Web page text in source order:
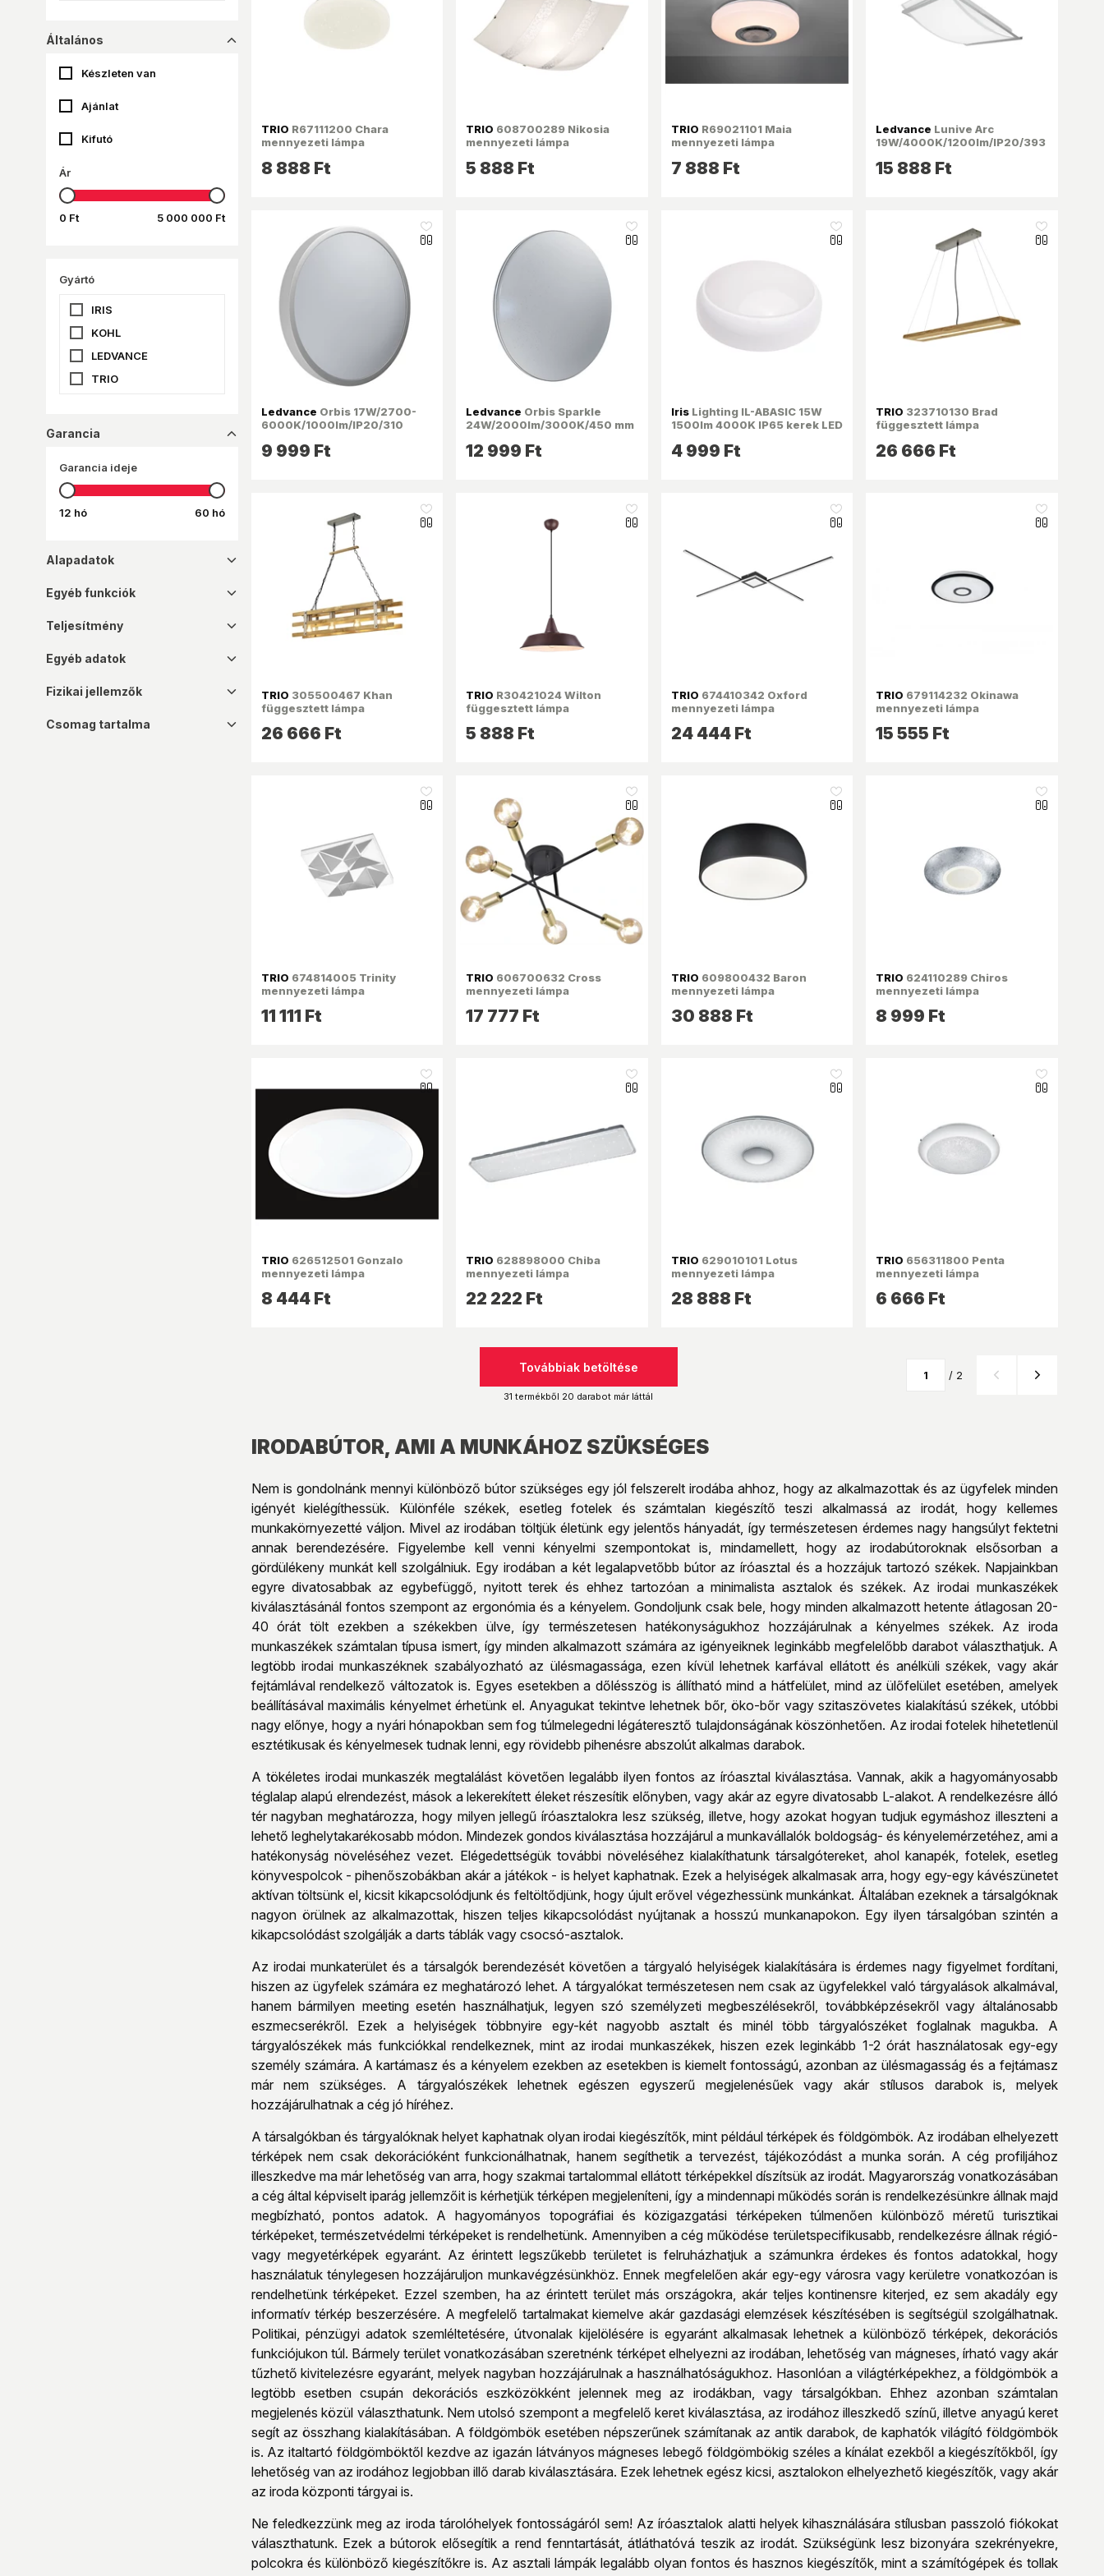
TRIO R67111200 Chara
mennyezeti lámpa
8 888 Ft
TRIO 608700289 Nikosia
mennyezeti lámpa
5 888 Ft
TRIO R69021101 Maia
mennyezeti lámpa
7 888 Ft
Ledvance Lunive Arc
19W/4000K/1200lm/IP20/393
mennyezeti LED lámpa
15 888 Ft
like_16
Ledvance Orbis 17W/2700-
6000K/1000lm/IP20/310
LED lámpa
9 999 Ft
like_16
Ledvance Orbis Sparkle
24W/2000lm/3000K/450 mm
szabályozható mennyezeti
12 999 Ft
like_16
IrisLighting IL-ABASIC 15W
1500lm 4000K IP65 kerek LED
4 999 Ft
like_16
TRIO 323710130 Brad
függesztett lámpa
26 666 Ft
like_16
TRIO 305500467 Khan
függesztett lámpa
26 666 Ft
like_16
TRIO R30421024 Wilton
függesztett lámpa
5 888 Ft
like_16
TRIO 674410342 Oxford
mennyezeti lámpa
24 444 Ft
like_16
TRIO 679114232 Okinawa
mennyezeti lámpa
15 555 Ft
like_16
TRIO 674814005 Trinity
mennyezeti lámpa
11 111 Ft
like_16
TRIO 606700632 Cross
mennyezeti lámpa
17 777 Ft
like_16
TRIO 609800432 Baron
mennyezeti lámpa
30 888 Ft
like_16
TRIO 624110289 Chiros
mennyezeti lámpa
8 999 Ft
like_16
TRIO 626512501 Gonzalo
mennyezeti lámpa
8 444 Ft
like_16
TRIO 628898000 Chiba
mennyezeti lámpa
22 222 Ft
like_16
TRIO 629010101 Lotus
mennyezeti lámpa
28 888 Ft
like_16
TRIO 656311800 Penta
mennyezeti lámpa
6 666 Ft
Továbbiak betöltése
31 termékből 20 darabot már láttál
/ 2
IRODABÚTOR, AMI A MUNKÁHOZ SZÜKSÉGES
Nem is gondolnánk mennyi különböző bútor szükséges egy jól felszerelt irodába ahhoz, hogy az alkalmazottak és az ügyfelek minden
igényét kielégíthessük. Különféle székek, esetleg fotelek és számtalan kiegészítő teszi alkalmassá az irodát, hogy kellemes
munkakörnyezetté váljon. Mivel az irodában töltjük életünk egy jelentős hányadát, így természetesen érdemes nagy hangsúlyt fektetni
annak berendezésére. Figyelembe kell venni kényelmi szempontokat is, mindamellett, hogy az irodabútoroknak elsősorban a
gördülékeny munkát kell szolgálniuk. Egy irodában a két legalapvetőbb bútor az íróasztal és a hozzájuk tartozó székek. Napjainkban
egyre divatosabbak az egybefüggő, nyitott terek és ehhez tartozóan a minimalista asztalok és székek. Az irodai munkaszékek
kiválasztásánál fontos szempont az ergonómia és a kényelem. Gondoljunk csak bele, hogy minden alkalmazott hetente átlagosan 20-
40 órát tölt ezekben a székekben ülve, így természetesen hatékonyságukhoz hozzájárulnak a kényelmes székek. Az iroda
munkaszékek számtalan típusa ismert, így minden alkalmazott számára az igényeiknek leginkább megfelelőbb darabot választhatjuk. A
legtöbb irodai munkaszéknek szabályozható az ülésmagassága, ezen kívül lehetnek karfával ellátott és anélküli székek, vagy akár
fejtámlával rendelkező változatok is. Egyes esetekben a dőlésszög is állítható mind a hátfelület, mind az ülőfelület esetében, amelyek
beállításával maximális kényelmet érhetünk el. Anyagukat tekintve lehetnek bőr, öko-bőr vagy szitaszövetes kialakítású székek, utóbbi
nagy előnye, hogy a nyári hónapokban sem fog túlmelegedni légáteresztő tulajdonságának köszönhetően. Az irodai fotelek hihetetlenül
esztétikusak és kényelmesek tudnak lenni, egy rövidebb pihenésre abszolút alkalmas darabok.
A tökéletes irodai munkaszék megtalálást követően legalább ilyen fontos az íróasztal kiválasztása. Vannak, akik a hagyományosabb
téglalap alapú elrendezést, mások a lekerekített éleket részesítik előnyben, vagy akár az egyre divatosabb L-alakot. A rendelkezésre álló
tér nagyban meghatározza, hogy milyen jellegű íróasztalokra lesz szükség, illetve, hogy azokat hogyan tudjuk egymáshoz illeszteni a
lehető leghelytakarékosabb módon. Mindezek gondos kiválasztása hozzájárul a munkavállalók boldogság- és kényelemérzetéhez, ami a
hatékonyság növeléséhez vezet. Elégedettségük további növeléséhez kialakíthatunk társalgótereket, ahol kanapék, fotelek, esetleg
könyvespolcok - pihenőszobákban akár a játékok - is helyet kaphatnak. Ezek a helyiségek alkalmasak arra, hogy egy-egy kávészünetet
aktívan töltsünk el, kicsit kikapcsolódjunk és feltöltődjünk, hogy újult erővel végezhessünk munkánkat. Általában ezeknek a társalgóknak
nagyon örülnek az alkalmazottak, hiszen teljes kikapcsolódást nyújtanak a hosszú munkanapokon. Egy ilyen társalgóban szintén a
kikapcsolódást szolgálják a darts táblák vagy csocsó-asztalok.
Az irodai munkaterület és a társalgók berendezését követően a tárgyaló helyiségek kialakítására is érdemes nagy figyelmet fordítani,
hiszen az ügyfelek számára ez meghatározó lehet. A tárgyalókat természetesen nem csak az ügyfelekkel való tárgyalások alkalmával,
hanem bármilyen meeting esetén használhatjuk, legyen szó személyzeti megbeszélésekről, továbbképzésekről vagy általánosabb
eszmecserékről. Ezek a helyiségek többnyire egy-két nagyobb asztalt és minél több tárgyalószéket foglalnak magukba. A
tárgyalószékek más funkciókkal rendelkeznek, mint az irodai munkaszékek, hiszen ezek leginkább 1-2 órát használatosak egy-egy
személy számára. A kartámasz és a kényelem ezekben az esetekben is kiemelt fontosságú, azonban az ülésmagasság és a fejtámasz
már nem szükséges. A tárgyalószékek lehetnek egészen egyszerű megjelenésűek vagy akár stílusos darabok is, melyek
hozzájárulhatnak a cég jó híréhez.
A társalgókban és tárgyalóknak helyet kaphatnak olyan irodai kiegészítők, mint például térképek és földgömbök. Az irodában elhelyezett
térképek nem csak dekorációként funkcionálhatnak, hanem segíthetik a tervezést, tájékozódást a munka során. A cég profiljához
illeszkedve ma már lehetőség van arra, hogy szakmai tartalommal ellátott térképekkel díszítsük az irodát. Magyarország vonatkozásában
a cég által képviselt iparág jellemzőit is kérhetjük térképen megjeleníteni, így a mindennapi működés során is rendelkezésünkre állnak majd
megbízható, pontos adatok. A hagyományos topográfiai és közigazgatási térképeken túlmenően különböző méretű turisztikai
térképeket, természetvédelmi térképeket is rendelhetünk. Amennyiben a cég működése területspecifikusabb, rendelkezésre állnak régió-
vagy megyetérképek egyaránt. Az érintett legszűkebb területet is felruházhatjuk a számunkra érdekes és fontos adatokkal, hogy
használatuk ténylegesen hozzájáruljon munkavégzésünkhöz. Ennek megfelelően akár egy-egy városra vagy kerületre vonatkozóan is
rendelhetünk térképeket. Ezzel szemben, ha az érintett terület más országokra, akár teljes kontinensre kiterjed, ez sem akadály egy
informatív térkép beszerzésére. A megfelelő tartalmakat kiemelve akár gazdasági elemzések készítésében is segítségül szolgálhatnak.
Politikai, pénzügyi adatok szemléltetésére, útvonalak kijelölésére is egyaránt alkalmasak lehetnek a különböző térképek, dekorációs
funkciójukon túl. Bármely terület vonatkozásában szeretnénk térképet elhelyezni az irodában, lehetőség van mágneses, írható vagy akár
tűzhető kivitelezésre egyaránt, melyek nagyban hozzájárulnak a használhatóságukhoz. Hasonlóan a világtérképekhez, a földgömbök a
legtöbb esetben csupán dekorációs eszközökként jelennek meg az irodákban, vagy társalgókban. Ehhez azonban számtalan
megjelenés közül választhatunk. Nem utolsó szempont a megfelelő keret kiválasztása, az irodához illeszkedő színű, illetve anyagú keret
segít az összhang kialakításában. A földgömbök esetében népszerűnek számítanak az antik darabok, de kaphatók világító földgömbök
is. Az italtartó földgömböktől kezdve az igazán látványos mágneses lebegő földgömbökig széles a kínálat ezekből a kiegészítőkből, így
lehetőség van az irodához legjobban illő darab kiválasztására. Ezek lehetnek egész kicsi, asztalokon elhelyezhető kiegészítők, vagy akár
az iroda központi tárgyai is.
Ne feledkezzünk meg az iroda tárolóhelyek fontosságáról sem! Az íróasztalok alatti helyek kihasználására stílusban passzoló fiókokat
választhatunk. Ezek a bútorok elősegítik a rend fenntartását, átláthatóvá teszik az irodát. Szükségünk lesz bizonyára szekrényekre,
polcokra és különböző kiegészítőkre is. Az asztali lámpák legalább olyan fontos és hasznos kiegészítők, mint a számítógépek és tollak
Általános dropup_16
Készleten van
Ajánlat
Kifutó
Ár
0 Ft 5 000 000 Ft
Gyártó
IRIS
KOHL
LEDVANCE
TRIO
Garancia dropup_16
Garancia ideje
12 hó 60 hó
Alapadatok dropdown_16
Egyéb funkciók dropdown_16
Teljesítmény dropdown_16
Egyéb adatok dropdown_16
Fizikai jellemzők dropdown_16
Csomag tartalma dropdown_16